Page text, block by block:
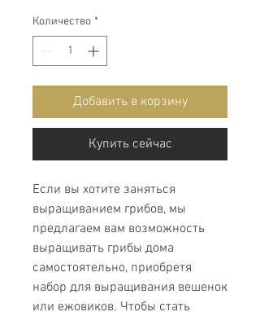
Количество *
Добавить в корзину
Купить сейчас
Если вы хотите заняться
выращиванием грибов, мы
предлагаем вам возможность
выращивать грибы дома
самостоятельно, приобретя
набор для выращивания вешенок
или ежовиков. Чтобы стать